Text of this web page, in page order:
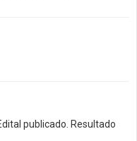
publicado. Resultado